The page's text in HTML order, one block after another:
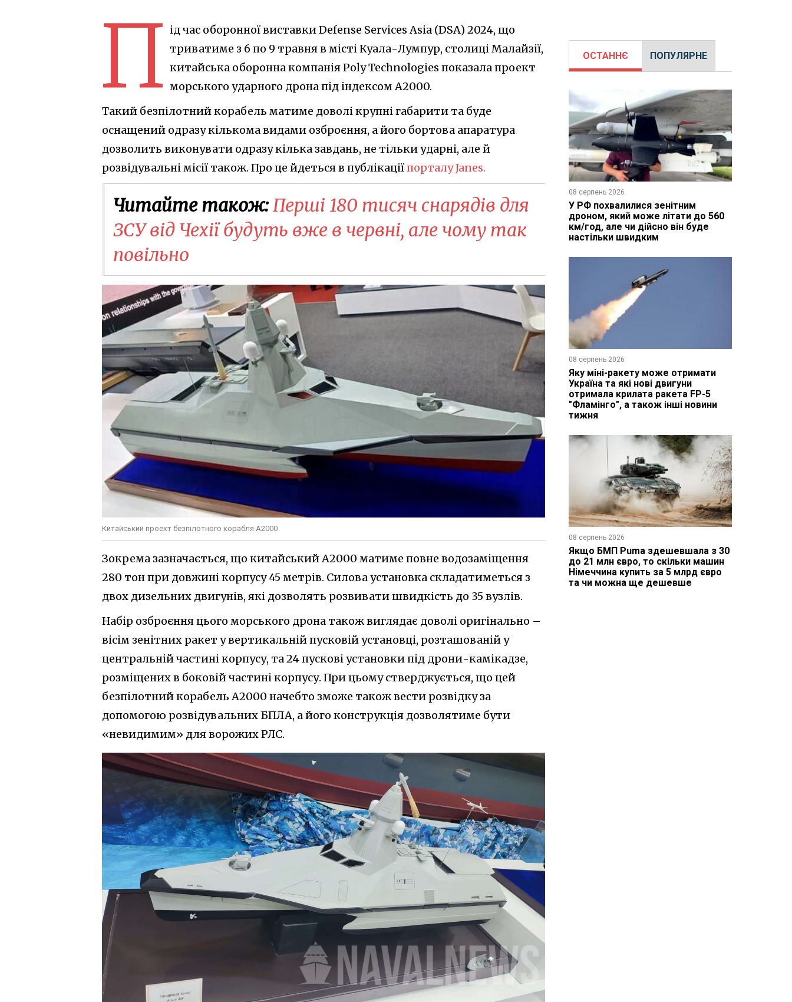
П ід час оборонної виставки Defense Services Asia (DSA) 2024, що
триватиме з 6 по 9 травня в місті Куала-Лумпур, столиці Малайзії,
китайська оборонна компанія Poly Technologies показала проект
морського ударного дрона під індексом A2000.
Такий безпілотний корабель матиме доволі крупні габарити та буде
оснащений одразу кількома видами озброєння, а його бортова апаратура
дозволить виконувати одразу кілька завдань, не тільки ударні, але й
розвідувальні місії також. Про це йдеться в публікаціїпорталу Janes.
Читайте також:Перші 180 тисяч снарядів для
ЗСУ від Чехії будуть вже в червні, але чому так
повільно
Китайський проект безпілотного корабля A2000
Зокрема зазначається, що китайський A2000 матиме повне водозаміщення
280 тон при довжині корпусу 45 метрів. Силова установка складатиметься з
двох дизельних двигунів, які дозволять розвивати швидкість до 35 вузлів.
Набір озброєння цього морського дрона також виглядає доволі оригінально –
вісім зенітних ракет у вертикальній пусковій установці, розташованій у
центральній частині корпусу, та 24 пускові установки під дрони-камікадзе,
розміщених в боковій частині корпусу. При цьому стверджується, що цей
безпілотний корабель A2000 начебто зможе також вести розвідку за
допомогою розвідувальних БПЛА, а його конструкція дозволятиме бути
«невидимим» для ворожих РЛС.
ОСТАННЄ ПОПУЛЯРНЕ
08 серпень 2026
У РФ похвалилися зенітним
дроном, який може літати до 560
км/год, але чи дійсно він буде
настільки швидким
08 серпень 2026
Яку міні-ракету може отримати
Україна та які нові двигуни
отримала крилата ракета FP-5
"Фламінго", а також інші новини
тижня
08 серпень 2026
Якщо БМП Puma здешевшала з 30
до 21 млн євро, то скільки машин
Німеччина купить за 5 млрд євро
та чи можна ще дешевше